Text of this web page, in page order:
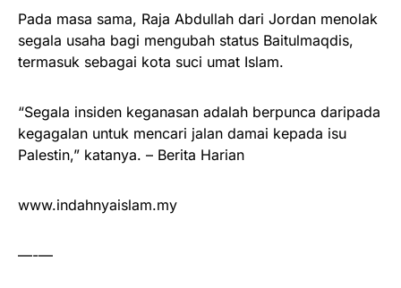
Pada masa sama, Raja Abdullah dari Jordan menolak
segala usaha bagi mengubah status Baitulmaqdis,
termasuk sebagai kota suci umat Islam.
“Segala insiden keganasan adalah berpunca daripada
kegagalan untuk mencari jalan damai kepada isu
Palestin,” katanya. – Berita Harian
www.indahnyaislam.my
—-—